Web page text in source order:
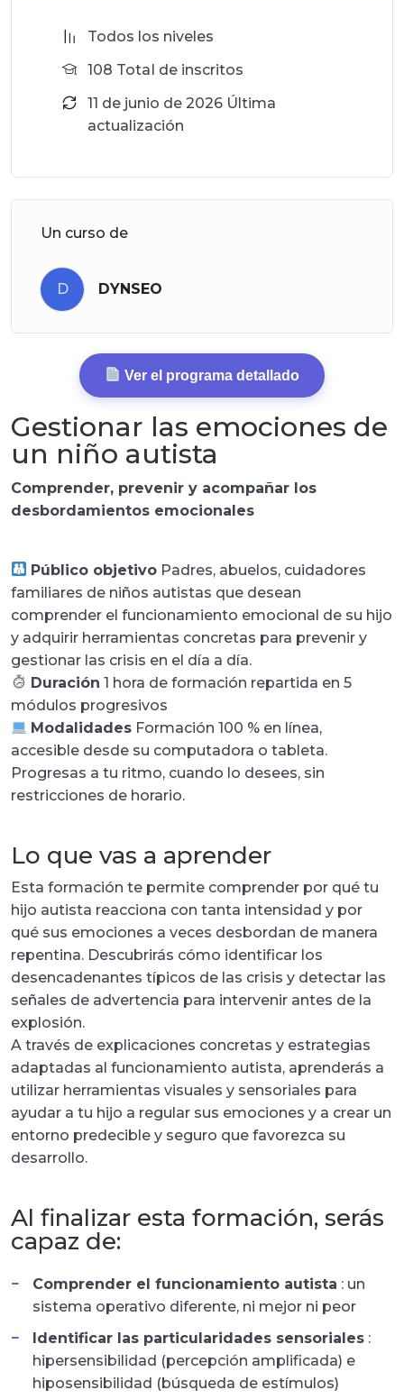
Todos los niveles
108 TotaI de inscritos
11 de junio de 2026 Última
actualización
Un curso de
D DYNSEO
Ver el programa detallado
Gestionar las emociones de
un niño autista
Comprender, prevenir y acompañar los
desbordamientos emocionales
Público objetivo Padres, abuelos, cuidadores
familiares de niños autistas que desean
comprender el funcionamiento emocional de su hijo
y adquirir herramientas concretas para prevenir y
gestionar las crisis en el día a día.
Duración 1 hora de formación repartida en 5
módulos progresivos
Modalidades Formación 100 % en línea,
accesible desde su computadora o tableta.
Progresas a tu ritmo, cuando lo desees, sin
restricciones de horario.
Lo que vas a aprender
Esta formación te permite comprender por qué tu
hijo autista reacciona con tanta intensidad y por
qué sus emociones a veces desbordan de manera
repentina. Descubrirás cómo identificar los
desencadenantes típicos de las crisis y detectar las
señales de advertencia para intervenir antes de la
explosión.
A través de explicaciones concretas y estrategias
adaptadas al funcionamiento autista, aprenderás a
utilizar herramientas visuales y sensoriales para
ayudar a tu hijo a regular sus emociones y a crear un
entorno predecible y seguro que favorezca su
desarrollo.
Al finalizar esta formación, serás
capaz de:
Comprender el funcionamiento autista : un
sistema operativo diferente, ni mejor ni peor
Identificar las particularidades sensoriales :
hipersensibilidad (percepción amplificada) e
hiposensibilidad (búsqueda de estímulos)